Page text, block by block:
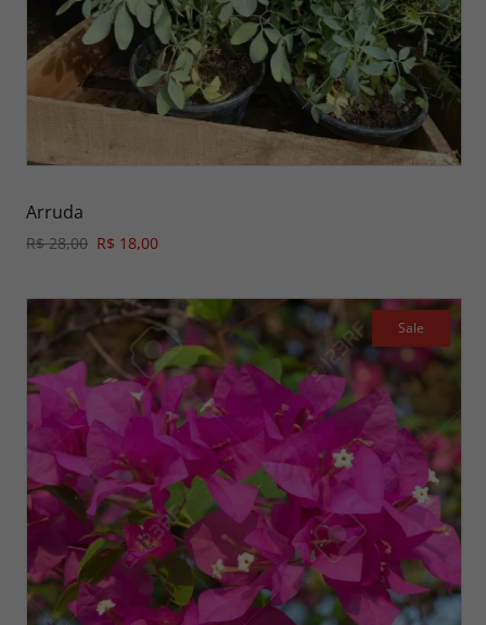
Arruda
R$ 28,00 R$ 18,00
Sale